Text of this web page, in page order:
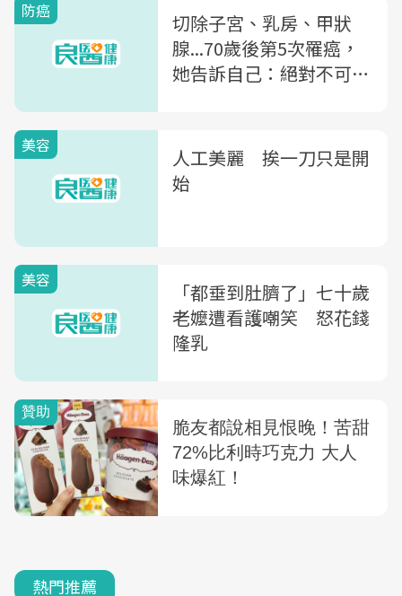
防癌
切除子宮、乳房、甲狀
腺...70歲後第5次罹癌，
她告訴自己：絕對不可以
美容
人工美麗 挨一刀只是開
始
美容
「都垂到肚臍了」七十歲
老嬤遭看護嘲笑 怒花錢
隆乳
熱門推薦